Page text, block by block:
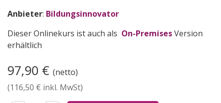
Anbieter: Bildungsinnovator
Dieser Onlinekurs ist auch als On-PremisesVersion
erhältlich
97,90 € (netto)
(116,50 € inkl. MwSt)